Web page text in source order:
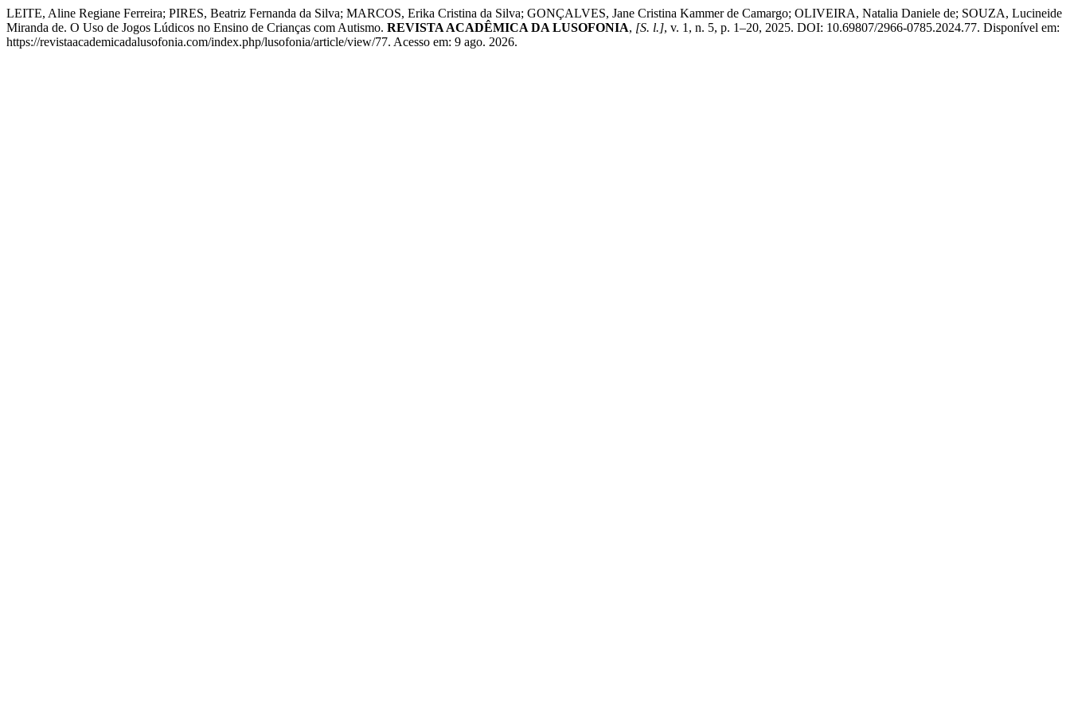
LEITE, Aline Regiane Ferreira; PIRES, Beatriz Fernanda da Silva; MARCOS, Erika Cristina da Silva; GONÇALVES, Jane Cristina Kammer de Camargo; OLIVEIRA, Natalia Daniele de; SOUZA, Lucineide
Miranda de. O Uso de Jogos Lúdicos no Ensino de Crianças com Autismo. REVISTA ACADÊMICA DA LUSOFONIA, [S. l.], v. 1, n. 5, p. 1–20, 2025. DOI: 10.69807/2966-0785.2024.77. Disponível em:
https://revistaacademicadalusofonia.com/index.php/lusofonia/article/view/77. Acesso em: 9 ago. 2026.